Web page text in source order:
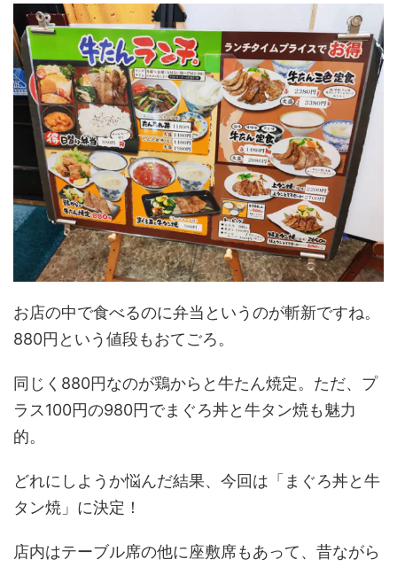
お店の中で食べるのに弁当というのが斬新ですね。
880円という値段もおてごろ。
同じく880円なのが鶏からと牛たん焼定。ただ、プ
ラス100円の980円でまぐろ丼と牛タン焼も魅力
的。
どれにしようか悩んだ結果、今回は「まぐろ丼と牛
タン焼」に決定！
店内はテーブル席の他に座敷席もあって、昔ながら